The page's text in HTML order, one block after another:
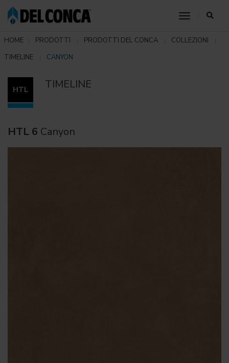
toggle
HOME PRODOTTI PRODOTTI DEL CONCA
COLLEZIONI
TIMELINE
CANYON
HTL TIMELINE
HTL 6 Canyon